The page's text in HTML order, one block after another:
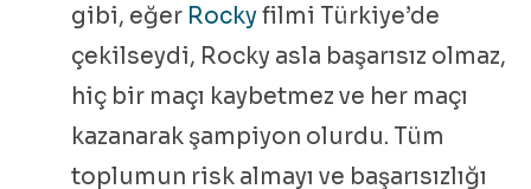
gibi, eğer Rockyfilmi Türkiye’de
çekilseydi, Rocky asla başarısız olmaz,
hiç bir maçı kaybetmez ve her maçı
kazanarak şampiyon olurdu. Tüm
toplumun risk almayı ve başarısızlığı